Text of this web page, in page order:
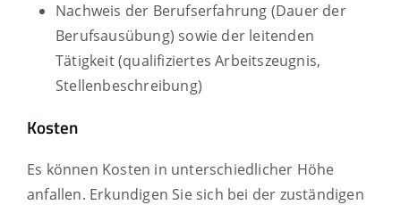
Nachweis der Berufserfahrung (Dauer der
Berufsausübung) sowie der leitenden
Tätigkeit (qualifiziertes Arbeitszeugnis,
Stellenbeschreibung)
Kosten
Es können Kosten in unterschiedlicher Höhe
anfallen. Erkundigen Sie sich bei der zuständigen